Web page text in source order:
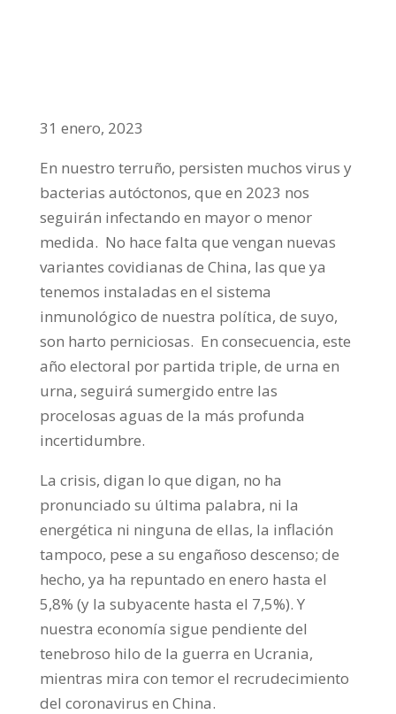
31 enero, 2023
En nuestro terruño, persisten muchos virus y
bacterias autóctonos, que en 2023 nos
seguirán infectando en mayor o menor
medida. No hace falta que vengan nuevas
variantes covidianas de China, las que ya
tenemos instaladas en el sistema
inmunológico de nuestra política, de suyo,
son harto perniciosas. En consecuencia, este
año electoral por partida triple, de urna en
urna, seguirá sumergido entre las
procelosas aguas de la más profunda
incertidumbre.
La crisis, digan lo que digan, no ha
pronunciado su última palabra, ni la
energética ni ninguna de ellas, la inflación
tampoco, pese a su engañoso descenso; de
hecho, ya ha repuntado en enero hasta el
5,8% (y la subyacente hasta el 7,5%). Y
nuestra economía sigue pendiente del
tenebroso hilo de la guerra en Ucrania,
mientras mira con temor el recrudecimiento
del coronavirus en China.